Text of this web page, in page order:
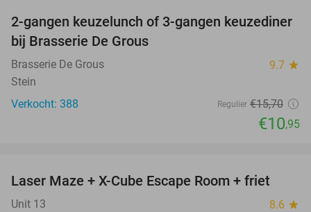
30%
2-gangen keuzelunch of 3-gangen keuzediner
bij Brasserie De Grous
Brasserie De Grous 9.7 star
Stein
Verkocht: 388
Regulier €15,70
€10,95
39%
Laser Maze + X-Cube Escape Room + friet
Unit 13 8.6 star